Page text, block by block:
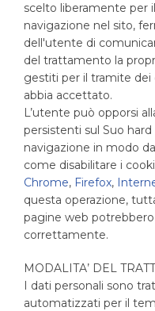
scelto liberamente per
navigazione nel sito,
dell'utente di
del trattamento la
gestiti per il tramite dei
abbia accettato.
L’utente può opporsi
persistenti sul Suo
navigazione in modo
come disabilitare i
Chrome, Firefox,
questa operazione,
pagine web
correttamente.
MODALITA’ DEL
I dati personali sono
automatizzati per il